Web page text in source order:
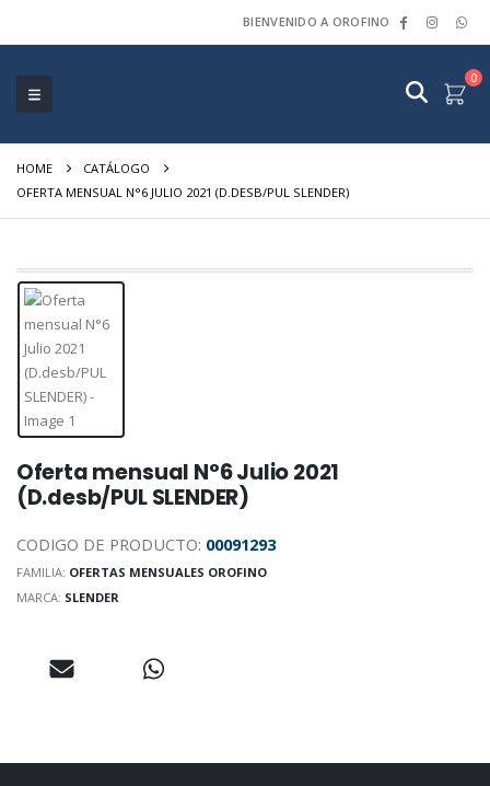
BIENVENIDO A OROFINO
0
HOME
CATÁLOGO
OFERTA MENSUAL N°6 JULIO 2021 (D.DESB/PUL SLENDER)
Oferta mensual N°6 Julio 2021
(D.desb/PUL SLENDER)
CODIGO DE PRODUCTO: 00091293
FAMILIA: OFERTAS MENSUALES OROFINO
MARCA: SLENDER